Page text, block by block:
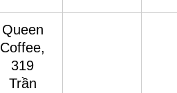
Queen
Coffee,
319
Trần